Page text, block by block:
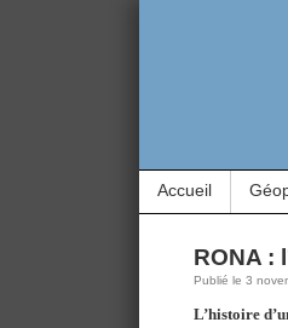
Accueil
RONA :
Publié le 3
L’histoire